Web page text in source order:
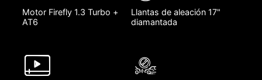
Motor Firefly 1.3 Turbo +
AT6
Llantas de aleación 17"
diamantada